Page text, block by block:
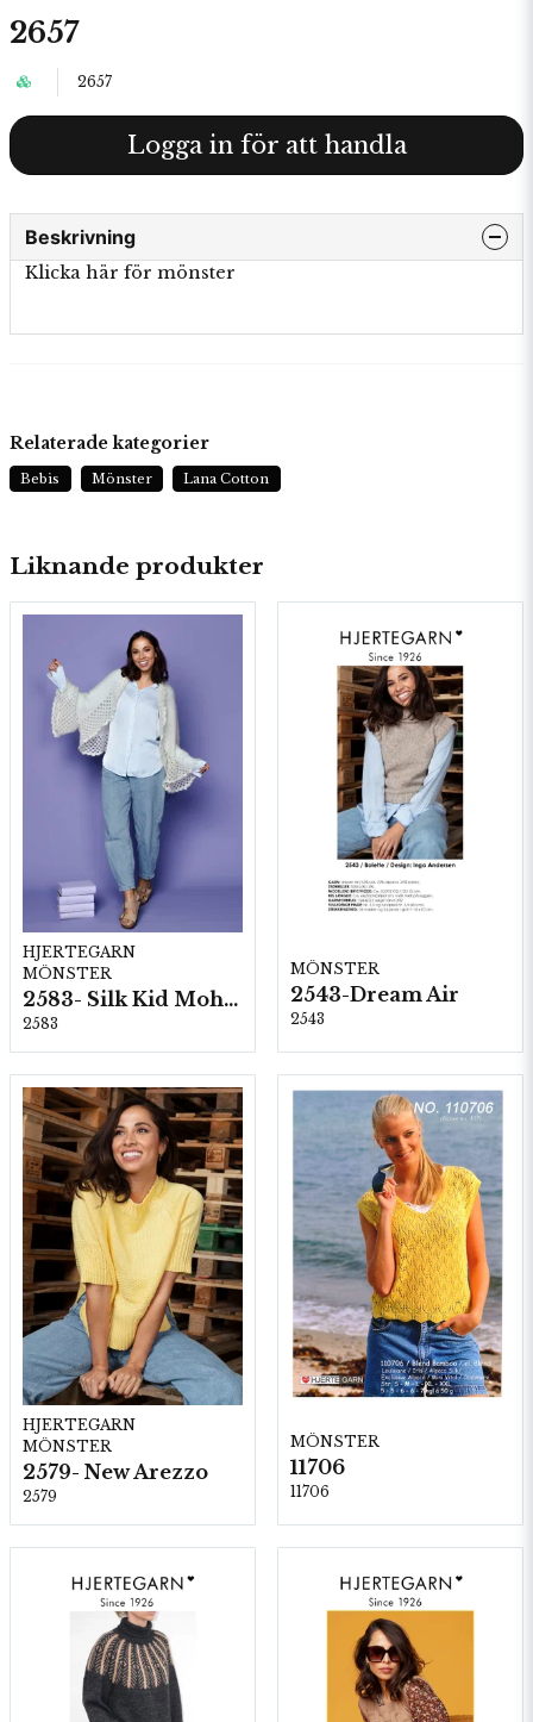
2657
2657
Logga in för att handla
Beskrivning
Klicka här för mönster
Liknande produkter
HJERTEGARN
MÖNSTER
2583- Silk Kid Mohair
2583
MÖNSTER
2543-Dream Air
2543
HJERTEGARN
MÖNSTER
2579- New Arezzo
2579
MÖNSTER
11706
11706
Relaterade kategorier
Bebis Mönster Lana Cotton